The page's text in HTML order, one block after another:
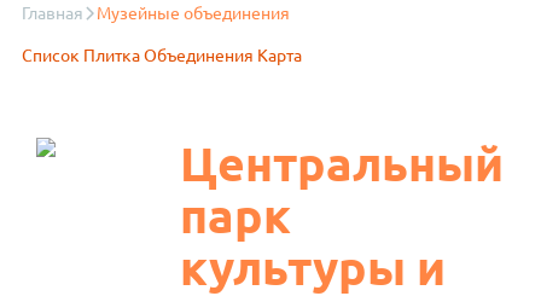
Главная Музейные объединения
Список ПлиткаОбъединения Карта
Центральный
парк
культуры и